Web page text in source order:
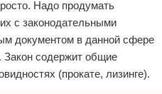
Надо продумать
с законодательными
документом в данной сфере
Закон содержит общие
(прокате, лизинге).